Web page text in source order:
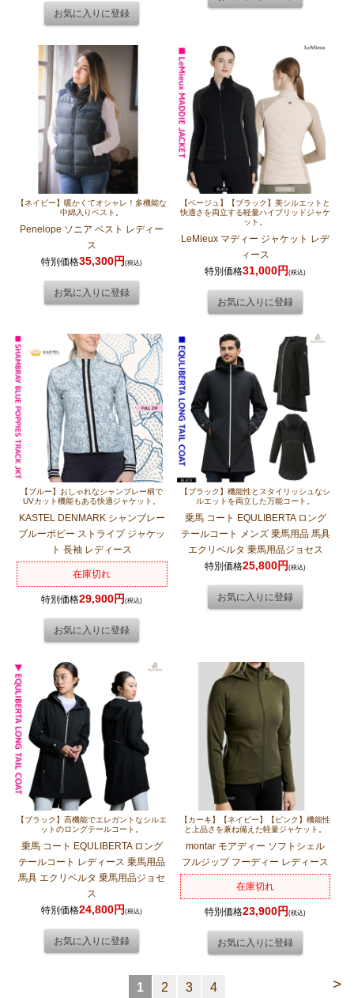
【ネイビー】暖かくてオシャレ！多機能な
中綿入りベスト。
Penelope ソニア ベスト レディー
ス
特別価格35,300円(税込)
【ベージュ】【ブラック】美シルエットと
快適さを両立する軽量ハイブリッドジャケ
ット。
LeMieux マディー ジャケット レデ
ィース
特別価格31,000円(税込)
【ブルー】おしゃれなシャンブレー柄で
UVカット機能もある快適ジャケット。
KASTEL DENMARK シャンブレー
ブルーポピー ストライプ ジャケッ
ト 長袖 レディース
在庫切れ
特別価格29,900円(税込)
【ブラック】機能性とスタイリッシュなシ
ルエットを両立した万能コート。
乗馬 コート EQULIBERTA ロング
テールコート メンズ 乗馬用品 馬具
エクリベルタ 乗馬用品ジョセス
特別価格25,800円(税込)
【ブラック】高機能でエレガントなシルエ
ットのロングテールコート。
乗馬 コート EQULIBERTA ロング
テールコート レディース 乗馬用品
馬具 エクリベルタ 乗馬用品ジョセ
ス
特別価格24,800円(税込)
【カーキ】【ネイビー】【ピンク】機能性
と上品さを兼ね備えた軽量ジャケット。
montar モアディー ソフトシェル
フルジップ フーディー レディース
在庫切れ
特別価格23,900円(税込)
>
1 2 3 4